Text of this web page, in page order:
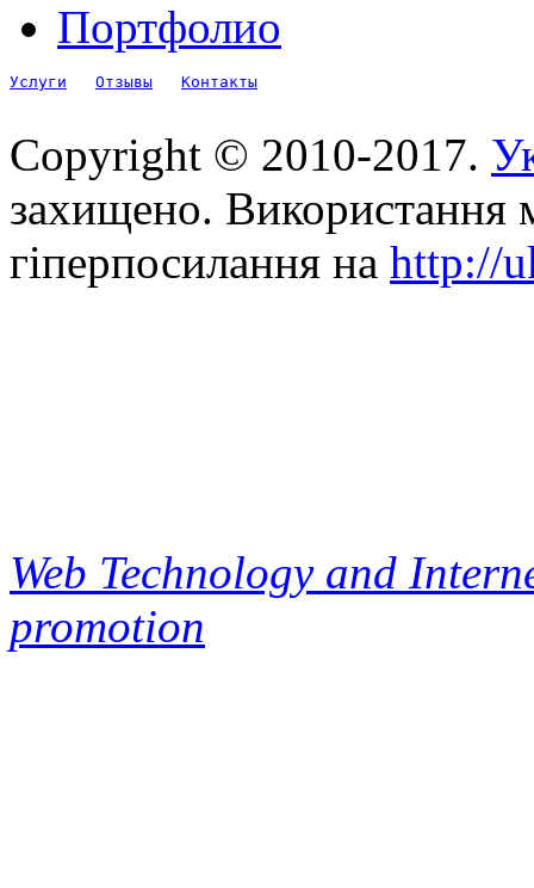
Портфолио
Услуги Отзывы Контакты
Copyright © 2010-2017.
захищено. Використання
гіперпосилання на http://
Web Technology and
promotion